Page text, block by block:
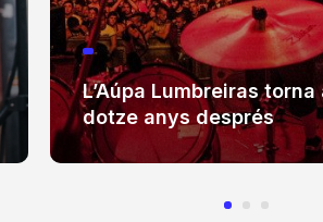
L’Aúpa Lumbreiras
dotze anys després